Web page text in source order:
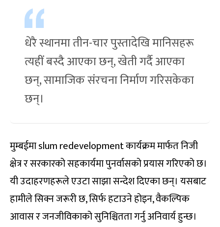
धेरै स्थानमा तीन-चार पुस्तादेखि मानिसहरू
त्यहीं बस्दै आएका छन्, खेती गर्दै आएका
छन्, सामाजिक संरचना निर्माण गरिसकेका
छन्।
मुम्बईमा slum redevelopment कार्यक्रम मार्फत निजी
क्षेत्र र सरकारको सहकार्यमा पुनर्वासको प्रयास गरिएको छ।
यी उदाहरणहरूले एउटा साझा सन्देश दिएका छन्। यसबाट
हामीले सिक्न जरूरी छ, सिर्फ हटाउने होइन, वैकल्पिक
आवास र जनजीविकाको सुनिश्चितता गर्नु अनिवार्य हुन्छ।